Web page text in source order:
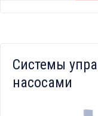
Системы
насосами